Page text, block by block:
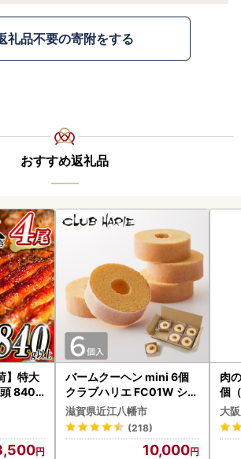
礼品不要の寄附をする
おすすめ返礼品
】特大
頭 840g
バームクーヘン mini 6個
クラブハリエ FC01W シェ
アボックス バウムクーヘ
ン
滋賀県近江八幡市
(218)
10,000
肉
個
ー
わ
大